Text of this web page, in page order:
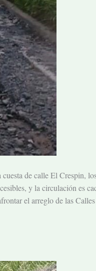
de calle El Crespin,
y la circulación es
el arreglo de las